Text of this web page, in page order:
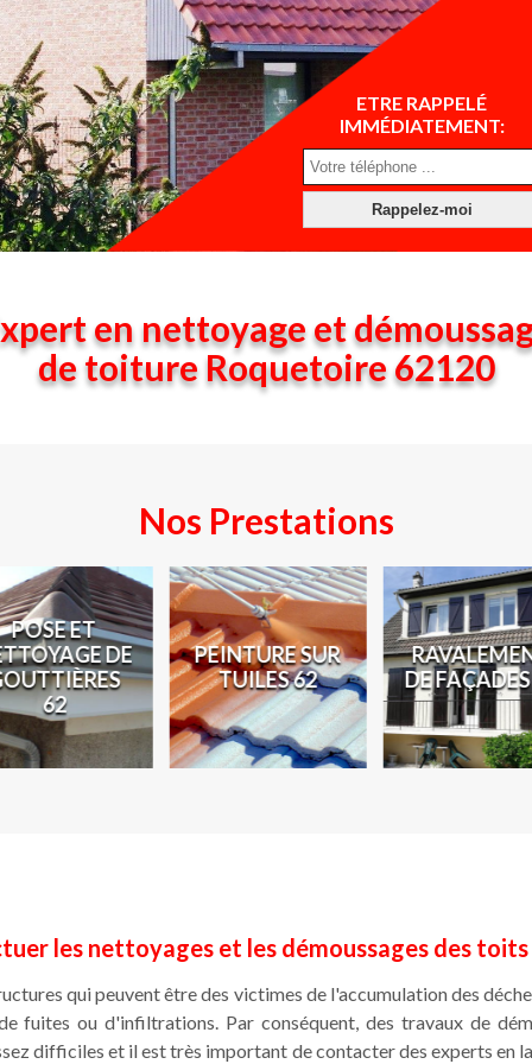
ETRE RAPPELÉ
IMMÉDIATEMENT:
en nettoyage et
de toiture Roquetoire 62120
Nos Prestations
POSE ET
DE
62
PEINTURE SUR
TUILES 62
DE
les nettoyages et les démoussages des
qui peuvent être des victimes de l'accumulation des
fuites ou d'infiltrations. Par conséquent, des travaux de
difficiles et il est très important de contacter des experts en